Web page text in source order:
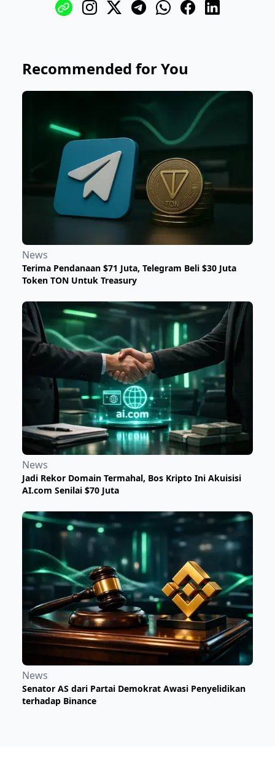
Recommended for You
News
Terima Pendanaan $71 Juta, Telegram Beli $30 Juta
Token TON Untuk Treasury
News
Jadi Rekor Domain Termahal, Bos Kripto Ini Akuisisi
AI.com Senilai $70 Juta
News
Senator AS dari Partai Demokrat Awasi Penyelidikan
terhadap Binance